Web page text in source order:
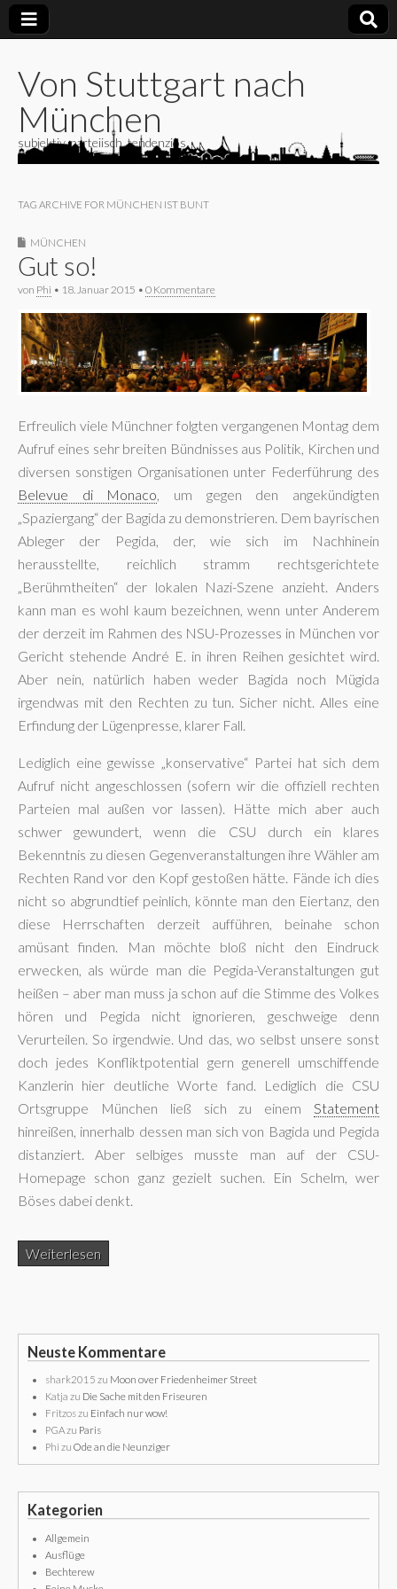
Von Stuttgart nach
München
subjektiv, parteiisch, tendenziös
TAG ARCHIVE FOR MÜNCHEN IST BUNT
MÜNCHEN
Gut so!
von Phi • 18. Januar 2015 • 0 Kommentare
Erfreulich viele Münchner folgten vergangenen Montag dem
Aufruf eines sehr breiten Bündnisses aus Politik, Kirchen und
diversen sonstigen Organisationen unter Federführung des
Belevue di Monaco, um gegen den angekündigten
„Spaziergang“ der Bagida zu demonstrieren. Dem bayrischen
Ableger der Pegida, der, wie sich im Nachhinein
herausstellte, reichlich stramm rechtsgerichtete
„Berühmtheiten“ der lokalen Nazi-Szene anzieht. Anders
kann man es wohl kaum bezeichnen, wenn unter Anderem
der derzeit im Rahmen des NSU-Prozesses in München vor
Gericht stehende André E. in ihren Reihen gesichtet wird.
Aber nein, natürlich haben weder Bagida noch Mügida
irgendwas mit den Rechten zu tun. Sicher nicht. Alles eine
Erfindung der Lügenpresse, klarer Fall.
Lediglich eine gewisse „konservative“ Partei hat sich dem
Aufruf nicht angeschlossen (sofern wir die offiziell rechten
Parteien mal außen vor lassen). Hätte mich aber auch
schwer gewundert, wenn die CSU durch ein klares
Bekenntnis zu diesen Gegenveranstaltungen ihre Wähler am
Rechten Rand vor den Kopf gestoßen hätte. Fände ich dies
nicht so abgrundtief peinlich, könnte man den Eiertanz, den
diese Herrschaften derzeit aufführen, beinahe schon
amüsant finden. Man möchte bloß nicht den Eindruck
erwecken, als würde man die Pegida-Veranstaltungen gut
heißen – aber man muss ja schon auf die Stimme des Volkes
hören und Pegida nicht ignorieren, geschweige denn
Verurteilen. So irgendwie. Und das, wo selbst unsere sonst
doch jedes Konfliktpotential gern generell umschiffende
Kanzlerin hier deutliche Worte fand. Lediglich die CSU
Ortsgruppe München ließ sich zu einem Statement
hinreißen, innerhalb dessen man sich von Bagida und Pegida
distanziert. Aber selbiges musste man auf der CSU-
Homepage schon ganz gezielt suchen. Ein Schelm, wer
Böses dabei denkt.
Weiterlesen
Neuste Kommentare
shark2015 zu Moon over Friedenheimer Street
Katja zu Die Sache mit den Friseuren
Fritzoszu Einfach nur wow!
PGAzu Paris
Phi zu Ode an die Neunziger
Kategorien
Allgemein
Ausflüge
Bechterew